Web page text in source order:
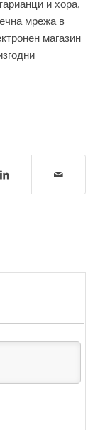
и хора,
мрежа в
магазин